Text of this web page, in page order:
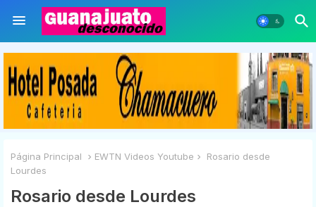
Página Principal EWTN Videos Youtube
Rosario desde
Lourdes
Rosario desde Lourdes